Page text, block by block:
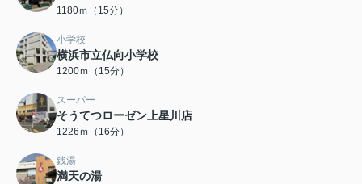
1180ｍ（15分）
小学校
横浜市立仏向小学校
1200ｍ（15分）
スーパー
そうてつローゼン上星川店
1226ｍ（16分）
銭湯
満天の湯